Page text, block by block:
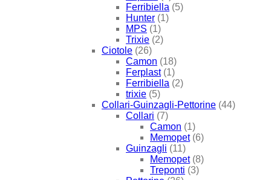
Ferribiella (5)
Hunter (1)
MPS (1)
Trixie (2)
Ciotole (26)
Camon (18)
Ferplast (1)
Ferribiella (2)
trixie (5)
Collari-Guinzagli-Pettorine (44)
Collari (7)
Camon (1)
Memopet (6)
Guinzagli (11)
Memopet (8)
Treponti (3)